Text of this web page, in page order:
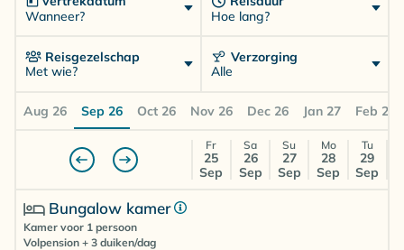
Wanneer?
Hoe lang?
Reisgezelschap
Met wie?
Verzorging
Alle
Aug 26 Sep 26 Oct 26 Nov 26 Dec 26 Jan 27 Feb 27
Fr
25
Sep
Sa
26
Sep
Su
27
Sep
Mo
28
Sep
Tu
29
Sep
Bungalow kamer
Kamer voor 1 persoon
Volpension + 3 duiken/dag